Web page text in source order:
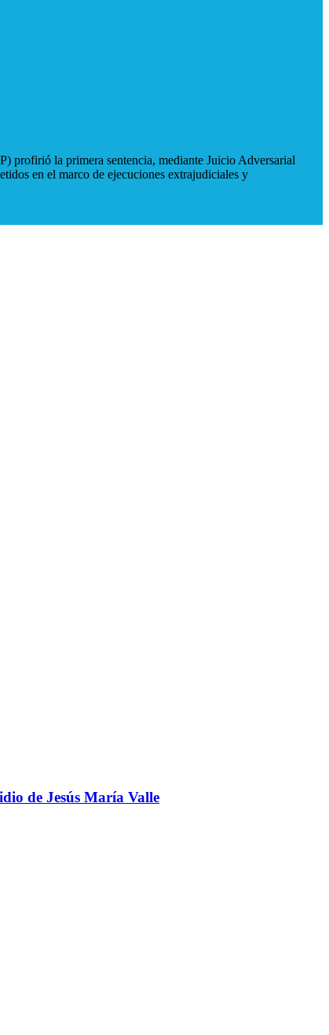
profirió la primera sentencia, mediante Juicio Adversarial
en el marco de ejecuciones extrajudiciales y
de Jesús María Valle